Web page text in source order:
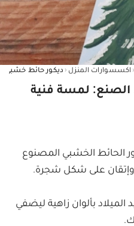
‹ اكسسوارات المنزل ‹
الصنع: لمسة فنية
الحائط الخشبي المصنوع
بألوان زاهية ليضفي